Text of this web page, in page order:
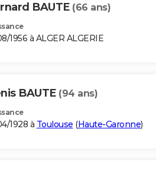
BAUTE (66 ans)
1956 à ALGER ALGERIE
BAUTE (94 ans)
1928 à Toulouse (Haute-Garonne)